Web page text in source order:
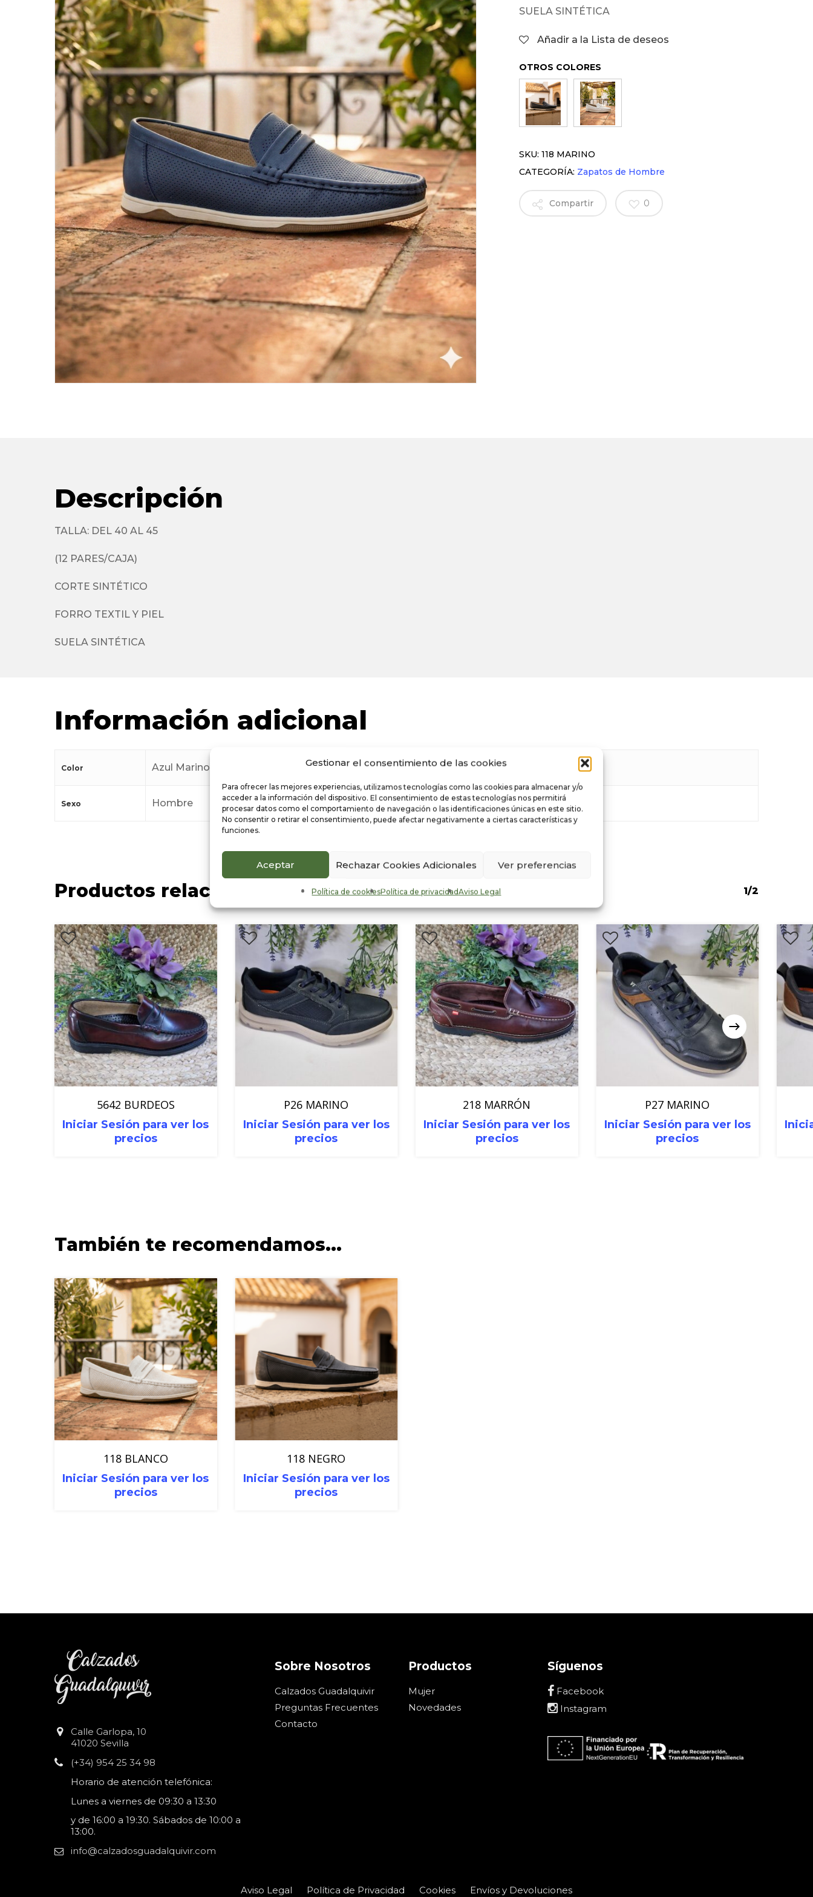
Gestionar el consentimiento de las cookies
Para ofrecer las mejores experiencias, utilizamos tecnologías como las cookies para almacenar y/o
acceder a la información del dispositivo. El consentimiento de estas tecnologías nos permitirá
procesar datos como el comportamiento de navegación o las identificaciones únicas en este sitio.
No consentir o retirar el consentimiento, puede afectar negativamente a ciertas características y
funciones.
Aceptar Rechazar Cookies Adicionales Ver preferencias
Política de cookiesPolítica de privacidadAviso Legal
SUELA SINTÉTICA
Añadir a la Lista de deseos
OTROS COLORES
SKU:118 MARINO
CATEGORÍA: Zapatos de Hombre
Compartir 0
Descripción
TALLA: DEL 40 AL 45
(12 PARES/CAJA)
CORTE SINTÉTICO
FORRO TEXTIL Y PIEL
SUELA SINTÉTICA
Información adicional
Color Azul Marino
Sexo Hombre
Productos relacionados 1/2
5642 BURDEOS
Iniciar Sesión para ver los
precios
P26 MARINO
Iniciar Sesión para ver los
precios
218 MARRÓN
Iniciar Sesión para ver los
precios
P27 MARINO
Iniciar Sesión para ver los
precios
También te recomendamos…
118 BLANCO
Iniciar Sesión para ver los
precios
118 NEGRO
Iniciar Sesión para ver los
precios
Calle Garlopa, 10
41020 Sevilla
(+34) 954 25 34 98
Horario de atención telefónica:
Lunes a viernes de 09:30 a 13:30
y de 16:00 a 19:30. Sábados de 10:00 a
13:00.
info@calzadosguadalquivir.com
Sobre Nosotros
Calzados Guadalquivir
Preguntas Frecuentes
Contacto
Productos
Mujer
Novedades
Síguenos
Facebook
Instagram
Aviso Legal Política de Privacidad Cookies Envíos y Devoluciones